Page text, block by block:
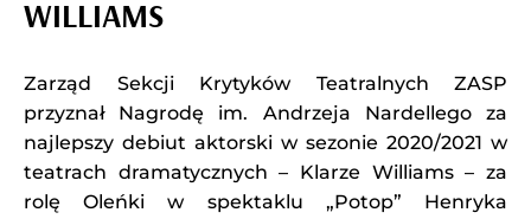
WILLIAMS
Zarząd Sekcji Krytyków Teatralnych ZASP
przyznał Nagrodę im. Andrzeja Nardellego za
najlepszy debiut aktorski w sezonie 2020/2021 w
teatrach dramatycznych – Klarze Williams – za
rolę Oleńki w spektaklu „Potop” Henryka